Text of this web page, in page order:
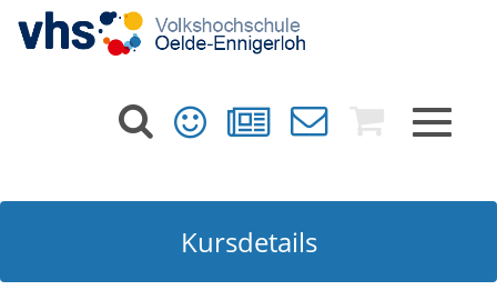
Toggle
Kursdetails